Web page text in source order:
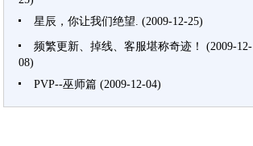
星辰，你让我们绝望. (2009-12-25)
频繁更新、掉线、客服堪称奇迹！
(2009-12-
08)
PVP--巫师篇 (2009-12-04)